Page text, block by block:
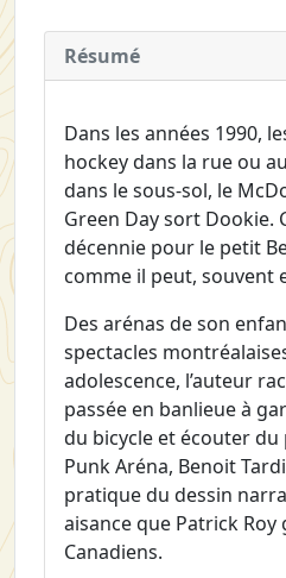
Résumé
Dans les années 1990,
hockey dans la rue ou
dans le sous-sol, le
Green Day sort Dookie.
décennie pour le petit
comme il peut, souvent
Des arénas de son
spectacles
adolescence, l’auteur
passée en banlieue à
du bicycle et écouter du
Punk Aréna, Benoit
pratique du dessin
aisance que Patrick
Canadiens.